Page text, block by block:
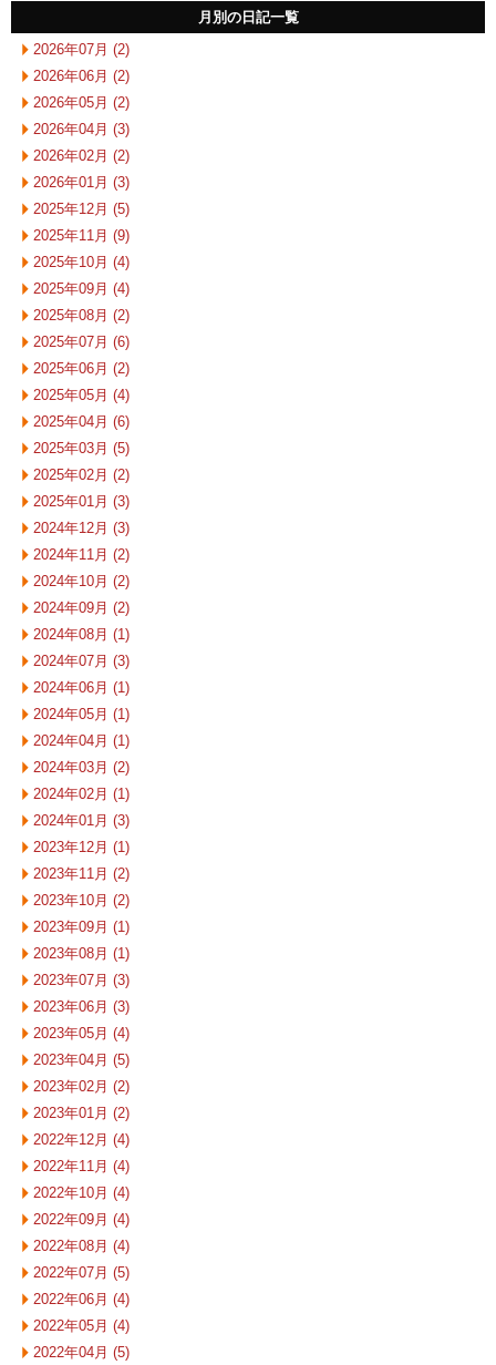
月別の日記一覧
2026年07月 (2)
2026年06月 (2)
2026年05月 (2)
2026年04月 (3)
2026年02月 (2)
2026年01月 (3)
2025年12月 (5)
2025年11月 (9)
2025年10月 (4)
2025年09月 (4)
2025年08月 (2)
2025年07月 (6)
2025年06月 (2)
2025年05月 (4)
2025年04月 (6)
2025年03月 (5)
2025年02月 (2)
2025年01月 (3)
2024年12月 (3)
2024年11月 (2)
2024年10月 (2)
2024年09月 (2)
2024年08月 (1)
2024年07月 (3)
2024年06月 (1)
2024年05月 (1)
2024年04月 (1)
2024年03月 (2)
2024年02月 (1)
2024年01月 (3)
2023年12月 (1)
2023年11月 (2)
2023年10月 (2)
2023年09月 (1)
2023年08月 (1)
2023年07月 (3)
2023年06月 (3)
2023年05月 (4)
2023年04月 (5)
2023年02月 (2)
2023年01月 (2)
2022年12月 (4)
2022年11月 (4)
2022年10月 (4)
2022年09月 (4)
2022年08月 (4)
2022年07月 (5)
2022年06月 (4)
2022年05月 (4)
2022年04月 (5)